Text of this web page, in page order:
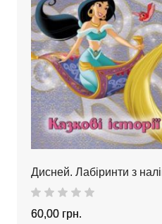
Дисней. Лабіринти з
60,00 грн.